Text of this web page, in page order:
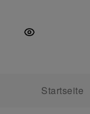
springen
springen
springen
Startseite